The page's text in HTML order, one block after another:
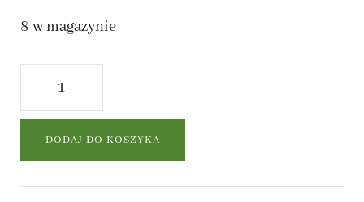
8 w magazynie
Biała
Subtelność
DODAJ DO KOSZYKA